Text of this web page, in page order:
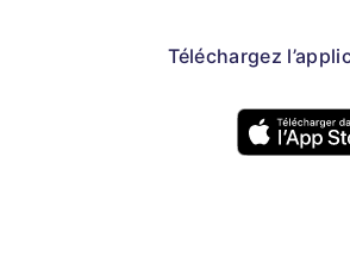
Téléchargez